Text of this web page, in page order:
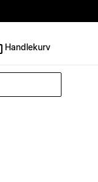
Handlekurv